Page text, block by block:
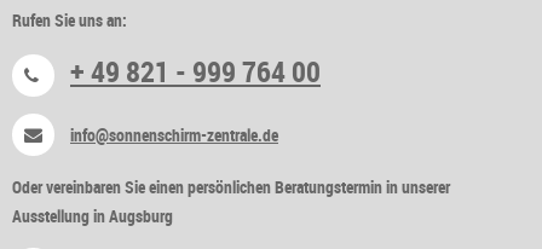
Rufen Sie uns an:
+ 49 821 - 999 764 00
info@sonnenschirm-zentrale.de
Oder vereinbaren Sie einen persönlichen Beratungstermin in unserer
Ausstellung in Augsburg